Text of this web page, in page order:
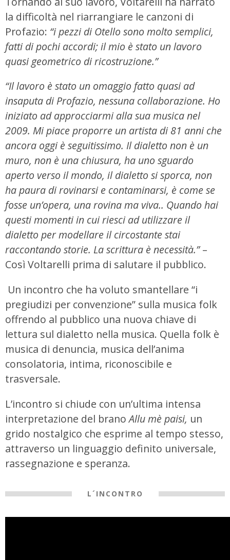
la difficoltà nel riarrangiare le canzoni di
Profazio: “i pezzi di Otello sono molto semplici,
fatti di pochi accordi; il mio è stato un lavoro
quasi geometrico di ricostruzione.”
“Il lavoro è stato un omaggio fatto quasi ad
insaputa di Profazio, nessuna collaborazione. Ho
iniziato ad approcciarmi alla sua musica nel
2009. Mi piace proporre un artista di 81 anni che
ancora oggi è seguitissimo. Il dialetto non è un
muro, non è una chiusura, ha uno sguardo
aperto verso il mondo, il dialetto si sporca, non
ha paura di rovinarsi e contaminarsi, è come se
fosse un’opera, una rovina ma viva.. Quando hai
questi momenti in cui riesci ad utilizzare il
dialetto per modellare il circostante stai
raccontando storie. La scrittura è necessità.”–
Così Voltarelli prima di salutare il pubblico.
Un incontro che ha voluto smantellare “i
pregiudizi per convenzione” sulla musica folk
offrendo al pubblico una nuova chiave di
lettura sul dialetto nella musica. Quella folk è
musica di denuncia, musica dell’anima
consolatoria, intima, riconoscibile e
trasversale.
L’incontro si chiude con un’ultima intensa
interpretazione del branoAllu mè paisi, un
grido nostalgico che esprime al tempo stesso,
attraverso un linguaggio definito universale,
rassegnazione e speranza.
L´INCONTRO